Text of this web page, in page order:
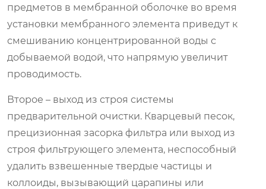
предметов в мембранной оболочке во время
установки мембранного элемента приведут к
смешиванию концентрированной воды с
добываемой водой, что напрямую увеличит
проводимость.
Второе – выход из строя системы
предварительной очистки. Кварцевый песок,
прецизионная засорка фильтра или выход из
строя фильтрующего элемента, неспособный
удалить взвешенные твердые частицы и
коллоиды, вызывающий царапины или